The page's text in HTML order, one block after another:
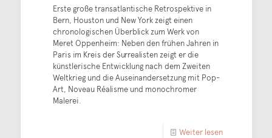
Erste große transatlantische Retrospektive in
Bern, Houston und New York zeigt einen
chronologischen Überblick zum Werk von
Meret Oppenheim: Neben den frühen Jahren in
Paris im Kreis der Surrealisten zeigt er die
künstlerische Entwicklung nach dem Zweiten
Weltkrieg und die Auseinandersetzung mit Pop-
Art, Noveau Réalisme und monochromer
Malerei.
Weiter lesen